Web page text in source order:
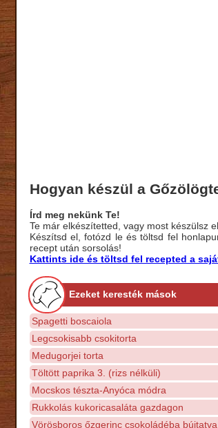
Hogyan készül a
Írd meg nekünk Te!
Te már elkészítetted, vagy most készülsz
Készítsd el, fotózd le és töltsd fel
recept után sorsolás!
Kattints ide és töltsd fel recepted a
Ezeket keresték mások
Spagetti boscaiola
Legcsokisabb csokitorta
Medugorjei torta
Töltött paprika 3. (rizs nélküli)
Mocskos tészta-Anyóca módra
Rukkolás kukoricasaláta gazdagon
Vörösboros őzgerinc csokoládéba bújtatva